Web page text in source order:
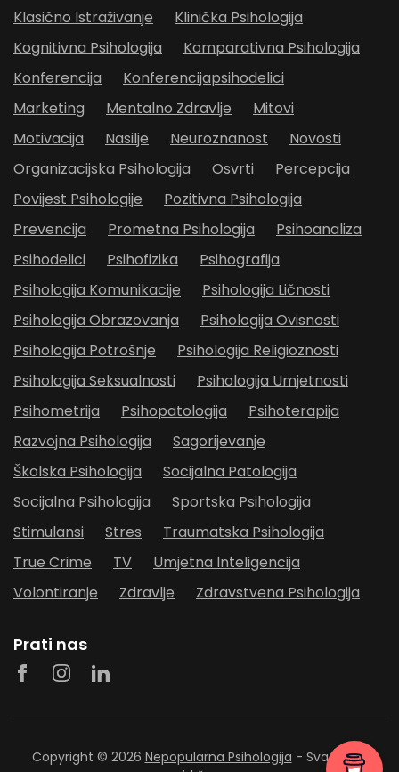
Klasično Istraživanje
Klinička Psihologija
Kognitivna Psihologija
Komparativna Psihologija
Konferencija
Konferencijapsihodelici
Marketing
Mentalno Zdravlje
Mitovi
Motivacija
Nasilje Neuroznanost
Novosti
Organizacijska Psihologija
Osvrti
Percepcija
Povijest Psihologije
Pozitivna Psihologija
Prevencija
Prometna Psihologija
Psihoanaliza
Psihodelici
Psihofizika
Psihografija
Psihologija Komunikacije
Psihologija Ličnosti
Psihologija Obrazovanja
Psihologija Ovisnosti
Psihologija Potrošnje
Psihologija Religioznosti
Psihologija Seksualnosti
Psihologija Umjetnosti
Psihometrija
Psihopatologija
Psihoterapija
Razvojna Psihologija
Sagorijevanje
Školska Psihologija
Socijalna Patologija
Socijalna Psihologija
Sportska Psihologija
Stimulansi
Stres
Traumatska Psihologija
True Crime
TV
Umjetna Inteligencija
Volontiranje
Zdravlje Zdravstvena Psihologija
Prati nas
Copyright © 2026 Nepopularna Psihologija - Sva prava